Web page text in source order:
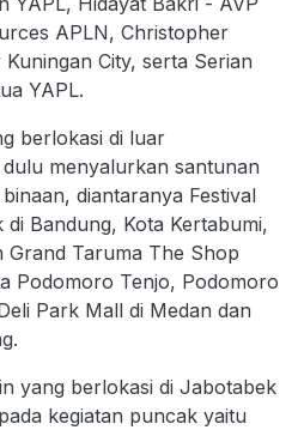
APLN, Christopher
City, serta Serian
YAPL.
berlokasi di luar
menyalurkan santunan
diantaranya Festival
Bandung, Kota Kertabumi,
Taruma The Shop
Podomoro Tenjo, Podomoro
Park Mall di Medan dan
yang berlokasi di Jabotabek
kegiatan puncak yaitu